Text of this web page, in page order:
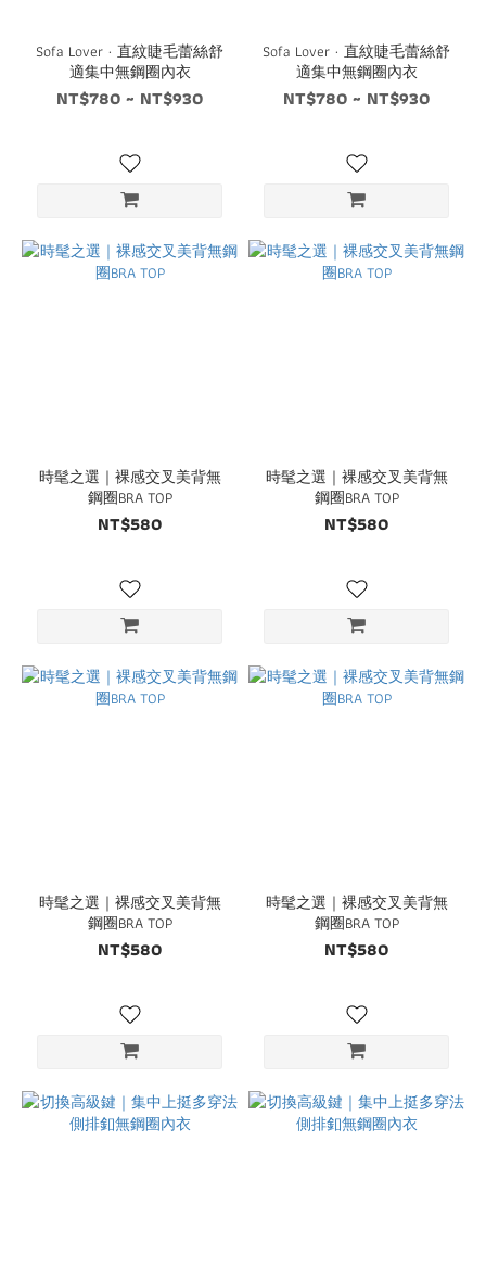
Sofa Lover · 直紋睫毛蕾絲舒
適集中無鋼圈內衣
NT$780 ~ NT$930
Sofa Lover · 直紋睫毛蕾絲舒
適集中無鋼圈內衣
NT$780 ~ NT$930
時髦之選｜裸感交叉美背無
鋼圈BRA TOP
NT$580
時髦之選｜裸感交叉美背無
鋼圈BRA TOP
NT$580
時髦之選｜裸感交叉美背無
鋼圈BRA TOP
NT$580
時髦之選｜裸感交叉美背無
鋼圈BRA TOP
NT$580